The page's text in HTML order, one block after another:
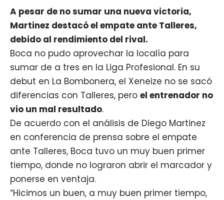
A pesar de no sumar una nueva victoria,
Martinez destacó el empate ante Talleres,
debido al rendimiento del rival.
Boca no pudo aprovechar la localía para
sumar de a tres en la Liga Profesional. En su
debut en La Bombonera, el Xeneize no se sacó
diferencias con Talleres, pero el entrenador no
vio un mal resultado.
De acuerdo con el análisis de Diego Martinez
en conferencia de prensa sobre el empate
ante Talleres, Boca tuvo un muy buen primer
tiempo, donde no lograron abrir el marcador y
ponerse en ventaja.
“Hicimos un buen, a muy buen primer tiempo,